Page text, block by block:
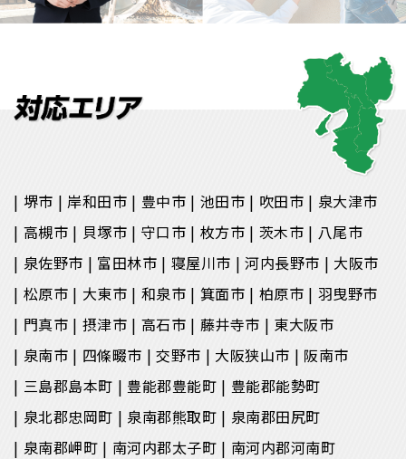
堺市 岸和田市 豊中市 池田市 吹田市
泉大津市
高槻市
貝塚市 守口市 枚方市 茨木市
八尾市
泉佐野市
富田林市 寝屋川市 河内長野市
大阪市
松原市
大東市 和泉市 箕面市 柏原市
羽曳野市
門真市
摂津市 高石市 藤井寺市
東大阪市
泉南市
四條畷市 交野市 大阪狭山市
阪南市
三島郡島本町
豊能郡豊能町
豊能郡能勢町
泉北郡忠岡町
泉南郡熊取町
泉南郡田尻町
泉南郡岬町
南河内郡太子町
南河内郡河南町